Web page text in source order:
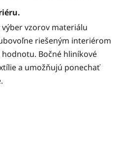
vzorov materiálu
riešeným interiérom
Bočné hliníkové
a umožňujú ponechať